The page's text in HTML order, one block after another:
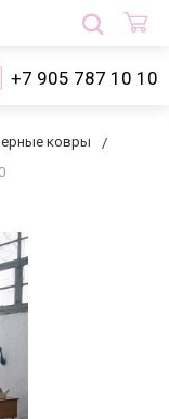
+7 905 787 10 10
ковры